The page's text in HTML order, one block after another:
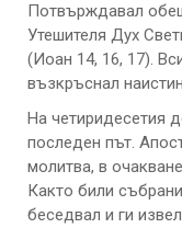
Потвърждавал
Утешителя Дух
(Иоан 14, 16, 17).
възкръснал
На четиридесетия
последен път.
молитва, в
Както били
беседвал и ги